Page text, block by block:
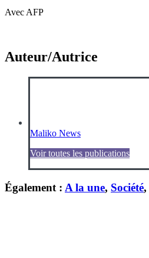
Avec AFP
Auteur/Autrice
Maliko News
Voir toutes les publications
Également : A la une, Société,